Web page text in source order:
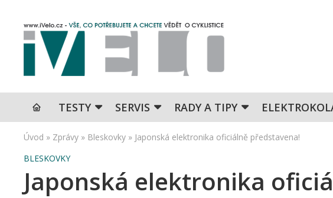
TESTY SERVIS RADY A TIPY
Úvod » Zprávy » Bleskovky » Japonská elektronika oficiálně představena!
BLESKOVKY
Japonská elektronika